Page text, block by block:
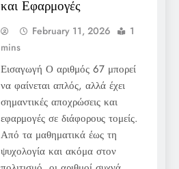
και Εφαρμογές
February 11, 2026
1
mins
Εισαγωγή Ο αριθμός 67 μπορεί
να φαίνεται απλός, αλλά έχει
σημαντικές αποχρώσεις και
εφαρμογές σε διάφορους τομείς.
Από τα μαθηματικά έως τη
ψυχολογία και ακόμα στον